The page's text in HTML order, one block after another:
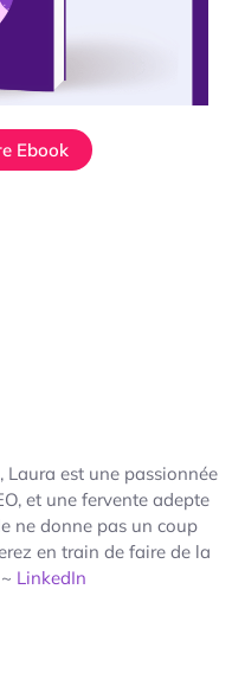
Ebook
est une passionnée
et une fervente adepte
ne donne pas un coup
en train de faire de la
LinkedIn